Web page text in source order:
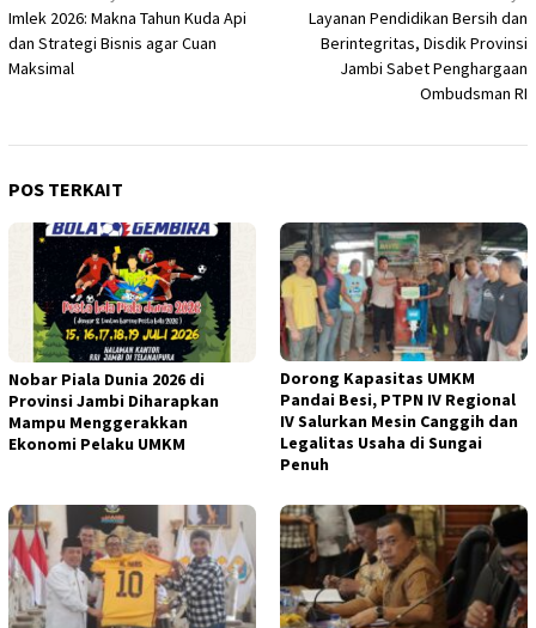
pos
Imlek 2026: Makna Tahun Kuda Api
dan Strategi Bisnis agar Cuan
Maksimal
Layanan Pendidikan Bersih dan
Berintegritas, Disdik Provinsi
Jambi Sabet Penghargaan
Ombudsman RI
POS TERKAIT
Nobar Piala Dunia 2026 di
Provinsi Jambi Diharapkan
Mampu Menggerakkan
Ekonomi Pelaku UMKM
Dorong Kapasitas UMKM
Pandai Besi, PTPN IV Regional
IV Salurkan Mesin Canggih dan
Legalitas Usaha di Sungai
Penuh